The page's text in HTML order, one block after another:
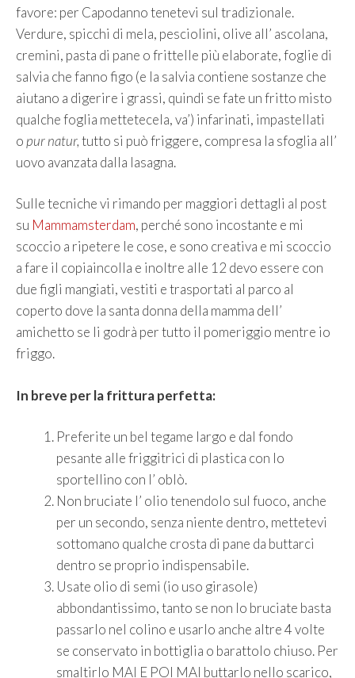
favore: per Capodanno tenetevi sul tradizionale.
Verdure, spicchi di mela, pesciolini, olive all’ ascolana,
cremini, pasta di pane o frittelle più elaborate, foglie di
salvia che fanno figo (e la salvia contiene sostanze che
aiutano a digerire i grassi, quindi se fate un fritto misto
qualche foglia mettetecela, va’) infarinati, impastellati
o pur natur,tutto si può friggere, compresa la sfoglia all’
uovo avanzata dalla lasagna.
Sulle tecniche vi rimando per maggiori dettagli al post
su Mammamsterdam, perché sono incostante e mi
scoccio a ripetere le cose, e sono creativa e mi scoccio
a fare il copiaincolla e inoltre alle 12 devo essere con
due figli mangiati, vestiti e trasportati al parco al
coperto dove la santa donna della mamma dell’
amichetto se li godrà per tutto il pomeriggio mentre io
friggo.
In breve per la frittura perfetta:
Preferite un bel tegame largo e dal fondo
pesante alle friggitrici di plastica con lo
sportellino con l’ oblò.
Non bruciate l’ olio tenendolo sul fuoco, anche
per un secondo, senza niente dentro, mettetevi
sottomano qualche crosta di pane da buttarci
dentro se proprio indispensabile.
Usate olio di semi (io uso girasole)
abbondantissimo, tanto se non lo bruciate basta
passarlo nel colino e usarlo anche altre 4 volte
se conservato in bottiglia o barattolo chiuso. Per
smaltirlo MAI E POI MAI buttarlo nello scarico,